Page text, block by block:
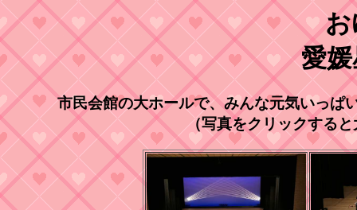
お
愛
市民会館の大ホールで、みんな元気いっぱ
（写真をクリックする